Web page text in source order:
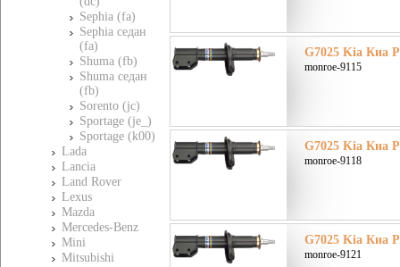
Sephia (fa)
Sephia седан
(fa)
Shuma (fb)
Shuma седан
(fb)
Sorento (jc)
Sportage (je_)
Sportage (k00)
Lada
Lancia
Land Rover
Lexus
Mazda
Mercedes-Benz
Mini
Mitsubishi
G7025 Kia Киа
monroe-9115
G7025 Kia Киа
monroe-9118
G7025 Kia Киа
monroe-9121